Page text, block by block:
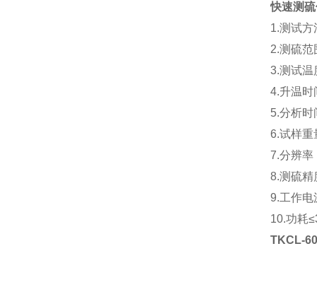
快速测
1.测试方
2.测硫范
3.测试
4.升温时
5.分析时
6.试样重
7.分辨
8.测硫精
9.工作电
10.功耗
TKCL-